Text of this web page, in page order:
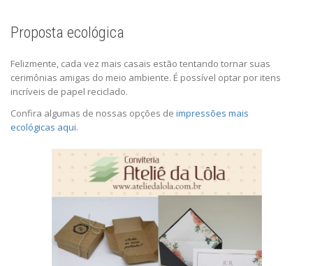
Proposta ecológica
Felizmente, cada vez mais casais estão tentando tornar suas
cerimônias amigas do meio ambiente. É possível optar por itens
incríveis de papel reciclado.
Confira algumas de nossas opções de impressões mais
ecológicas aqui.